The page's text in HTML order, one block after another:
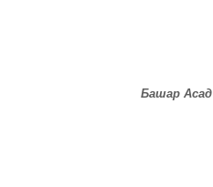
Башар Асад